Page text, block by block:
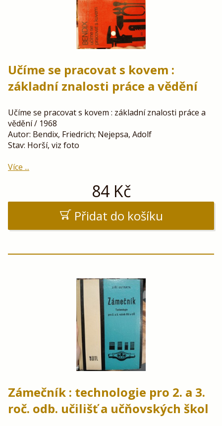
Učíme se pracovat s kovem :
základní znalosti práce a vědění
Učíme se pracovat s kovem : základní znalosti práce a
vědění / 1968
Autor: Bendix, Friedrich; Nejepsa, Adolf
Stav: Horší, viz foto
Více ...
84Kč
Přidat do košíku
Zámečník : technologie pro 2. a 3.
roč. odb. učilišť a učňovských škol